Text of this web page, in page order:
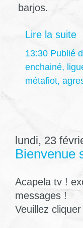
barjos.
Lire la suite
13:30 Publié
enchainé,
métafiot,
lundi, 23
Bienvenue
Acapela tv !
messages !
Veuillez